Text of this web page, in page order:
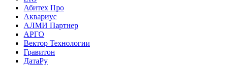
Абитех Про
Аквариус
АЛМИ Партнер
АРГО
Вектор Технологии
Гравитон
ДатаРу